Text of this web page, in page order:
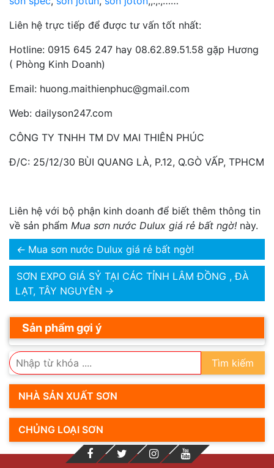
Liên hệ trực tiếp để được tư vấn tốt nhất:
Hotline: 0915 645 247 hay 08.62.89.51.58 gặp Hương
( Phòng Kinh Doanh)
Email: huong.maithienphuc@gmail.com
Web: dailyson247.com
CÔNG TY TNHH TM DV MAI THIÊN PHÚC
Đ/C: 25/12/30 BÙI QUANG LÀ, P.12, Q.GÒ VẤP, TPHCM
Liên hệ với bộ phận kinh doanh để biết thêm thông tin
về sản phẩm Mua sơn nước Dulux giá rẻ bất ngờ! này.
← Mua sơn nước Dulux giá rẻ bất ngờ!
SƠN EXPO GIÁ SỶ TẠI CÁC TỈNH LÂM ĐỒNG , ĐÀ
LẠT, TÂY NGUYÊN →
Sản phẩm gợi ý
Tìm kiếm
NHÀ SẢN XUẤT SƠN
CHỦNG LOẠI SƠN